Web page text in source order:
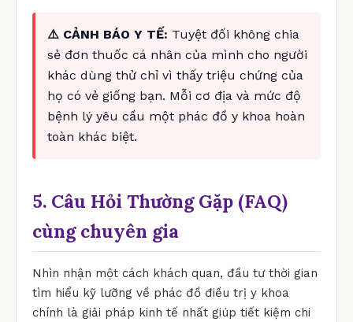
⚠️ CẢNH BÁO Y TẾ: Tuyệt đối không chia
sẻ đơn thuốc cá nhân của mình cho người
khác dùng thử chỉ vì thấy triệu chứng của
họ có vẻ giống bạn. Mỗi cơ địa và mức độ
bệnh lý yêu cầu một phác đồ y khoa hoàn
toàn khác biệt.
5. Câu Hỏi Thường Gặp (FAQ)
cùng chuyên gia
Nhìn nhận một cách khách quan, đầu tư thời gian
tìm hiểu kỹ lưỡng về phác đồ điều trị y khoa
chính là giải pháp kinh tế nhất giúp tiết kiệm chi